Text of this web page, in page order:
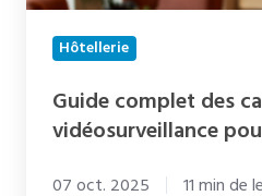
Hôtellerie
Guide complet des
vidéosurveillance
07 oct. 2025 11 min de